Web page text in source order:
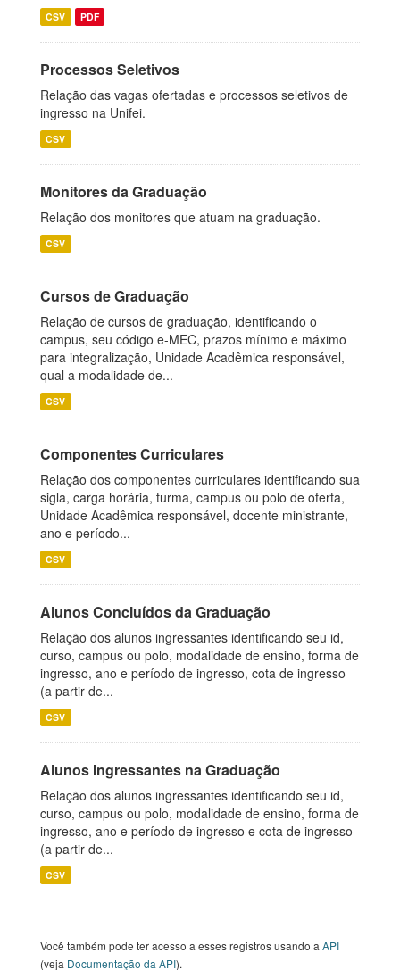
CSV PDF
Processos Seletivos
Relação das vagas ofertadas e processos seletivos de
ingresso na Unifei.
CSV
Monitores da Graduação
Relação dos monitores que atuam na graduação.
CSV
Cursos de Graduação
Relação de cursos de graduação, identificando o
campus, seu código e-MEC, prazos mínimo e máximo
para integralização, Unidade Acadêmica responsável,
qual a modalidade de...
CSV
Componentes Curriculares
Relação dos componentes curriculares identificando sua
sigla, carga horária, turma, campus ou polo de oferta,
Unidade Acadêmica responsável, docente ministrante,
ano e período...
CSV
Alunos Concluídos da Graduação
Relação dos alunos ingressantes identificando seu id,
curso, campus ou polo, modalidade de ensino, forma de
ingresso, ano e período de ingresso, cota de ingresso
(a partir de...
CSV
Alunos Ingressantes na Graduação
Relação dos alunos ingressantes identificando seu id,
curso, campus ou polo, modalidade de ensino, forma de
ingresso, ano e período de ingresso e cota de ingresso
(a partir de...
CSV
Você também pode ter acesso a esses registros usando a API
(veja Documentação da API).